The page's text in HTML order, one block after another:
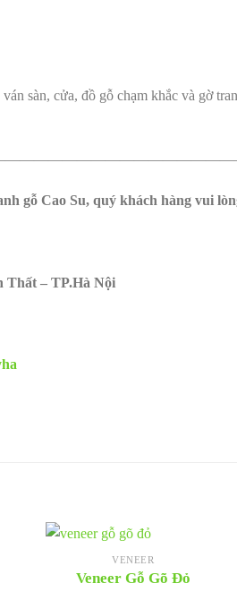
sàn, cửa, đồ gỗ chạm khắc và gờ
gỗ Cao Su, quý khách hàng vui
Thất – TP.Hà Nội
VENEER
Veneer Gỗ Gõ Đỏ